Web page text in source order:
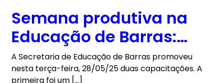
Semana produtiva na
Educação de Barras:
dois treinamentos para
atender melhor o
A Secretaria de Educação de Barras promoveu
nesta terça-feira, 28/05/25 duas capacitações. A
primeira foi um […]